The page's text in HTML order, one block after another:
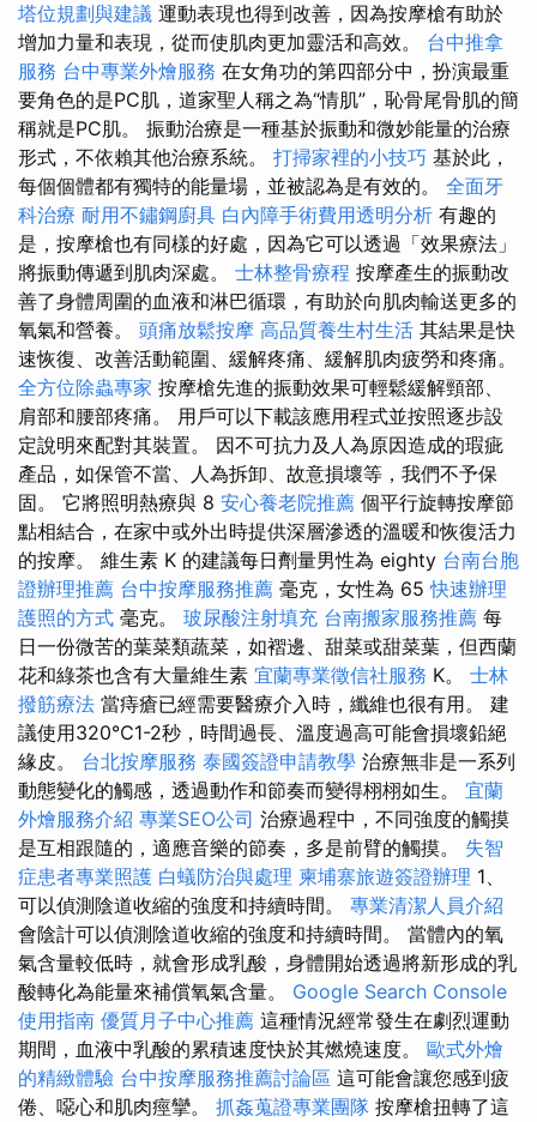
塔位規劃與建議 運動表現也得到改善，因為按摩槍有助於
增加力量和表現，從而使肌肉更加靈活和高效。 台中推拿
服務 台中專業外燴服務 在女角功的第四部分中，扮演最重
要角色的是PC肌，道家聖人稱之為“情肌”，恥骨尾骨肌的簡
稱就是PC肌。 振動治療是一種基於振動和微妙能量的治療
形式，不依賴其他治療系統。 打掃家裡的小技巧 基於此，
每個個體都有獨特的能量場，並被認為是有效的。 全面牙
科治療 耐用不鏽鋼廚具 白內障手術費用透明分析 有趣的
是，按摩槍也有同樣的好處，因為它可以透過「效果療法」
將振動傳遞到肌肉深處。 士林整骨療程 按摩產生的振動改
善了身體周圍的血液和淋巴循環，有助於向肌肉輸送更多的
氧氣和營養。 頭痛放鬆按摩 高品質養生村生活 其結果是快
速恢復、改善活動範圍、緩解疼痛、緩解肌肉疲勞和疼痛。
全方位除蟲專家 按摩槍先進的振動效果可輕鬆緩解頸部、
肩部和腰部疼痛。 用戶可以下載該應用程式並按照逐步設
定說明來配對其裝置。 因不可抗力及人為原因造成的瑕疵
產品，如保管不當、人為拆卸、故意損壞等，我們不予保
固。 它將照明熱療與 8 安心養老院推薦 個平行旋轉按摩節
點相結合，在家中或外出時提供深層滲透的溫暖和恢復活力
的按摩。 維生素 K 的建議每日劑量男性為 eighty 台南台胞
證辦理推薦 台中按摩服務推薦 毫克，女性為 65快速辦理
護照的方式 毫克。 玻尿酸注射填充 台南搬家服務推薦 每
日一份微苦的葉菜類蔬菜，如褶邊、甜菜或甜菜葉，但西蘭
花和綠茶也含有大量維生素 宜蘭專業徵信社服務 K。 士林
撥筋療法 當痔瘡已經需要醫療介入時，纖維也很有用。 建
議使用320℃1-2秒，時間過長、溫度過高可能會損壞鉛絕
緣皮。 台北按摩服務 泰國簽證申請教學 治療無非是一系列
動態變化的觸感，透過動作和節奏而變得栩栩如生。 宜蘭
外燴服務介紹 專業SEO公司 治療過程中，不同強度的觸摸
是互相跟隨的，適應音樂的節奏，多是前臂的觸摸。 失智
症患者專業照護 白蟻防治與處理 柬埔寨旅遊簽證辦理 1、
可以偵測陰道收縮的強度和持續時間。 專業清潔人員介紹
會陰計可以偵測陰道收縮的強度和持續時間。 當體內的氧
氣含量較低時，就會形成乳酸，身體開始透過將新形成的乳
酸轉化為能量來補償氧氣含量。 Google Search Console
使用指南 優質月子中心推薦 這種情況經常發生在劇烈運動
期間，血液中乳酸的累積速度快於其燃燒速度。 歐式外燴
的精緻體驗 台中按摩服務推薦討論區 這可能會讓您感到疲
倦、噁心和肌肉痙攣。 抓姦蒐證專業團隊 按摩槍扭轉了這